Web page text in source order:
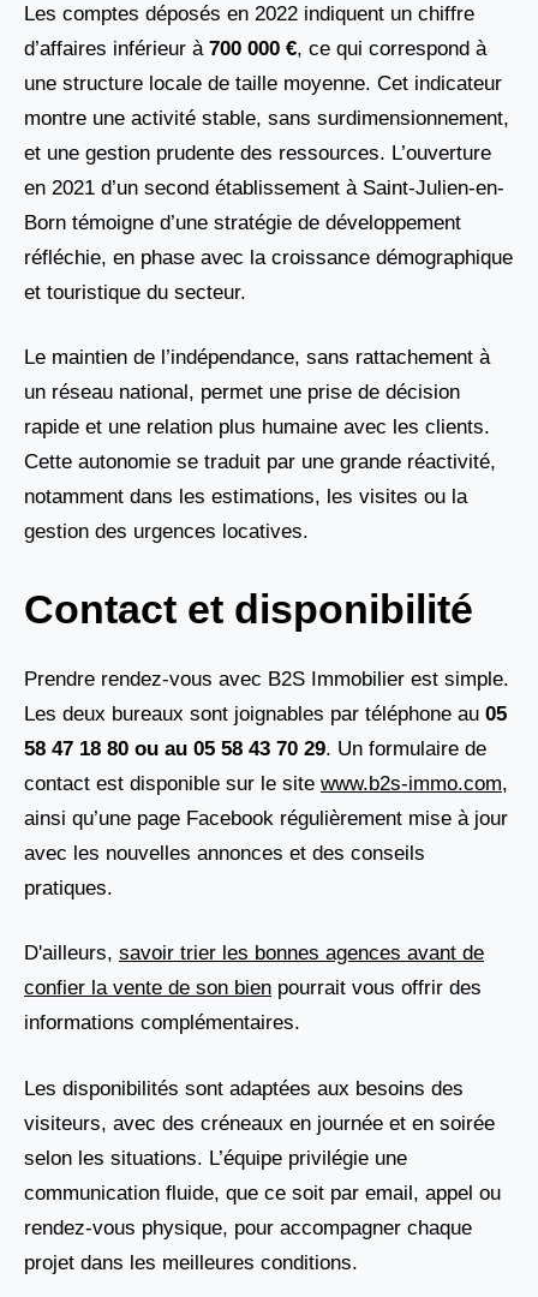
Les comptes déposés en 2022 indiquent un chiffre
d’affaires inférieur à 700 000 €, ce qui correspond à
une structure locale de taille moyenne. Cet indicateur
montre une activité stable, sans surdimensionnement,
et une gestion prudente des ressources. L’ouverture
en 2021 d’un second établissement à Saint-Julien-en-
Born témoigne d’une stratégie de développement
réfléchie, en phase avec la croissance démographique
et touristique du secteur.
Le maintien de l’indépendance, sans rattachement à
un réseau national, permet une prise de décision
rapide et une relation plus humaine avec les clients.
Cette autonomie se traduit par une grande réactivité,
notamment dans les estimations, les visites ou la
gestion des urgences locatives.
Contact et disponibilité
Prendre rendez-vous avec B2S Immobilier est simple.
Les deux bureaux sont joignables par téléphone au 05
58 47 18 80 ou au 05 58 43 70 29. Un formulaire de
contact est disponible sur le site www.b2s-immo.com,
ainsi qu’une page Facebook régulièrement mise à jour
avec les nouvelles annonces et des conseils
pratiques.
D'ailleurs, savoir trier les bonnes agences avant de
confier la vente de son bien pourrait vous offrir des
informations complémentaires.
Les disponibilités sont adaptées aux besoins des
visiteurs, avec des créneaux en journée et en soirée
selon les situations. L’équipe privilégie une
communication fluide, que ce soit par email, appel ou
rendez-vous physique, pour accompagner chaque
projet dans les meilleures conditions.